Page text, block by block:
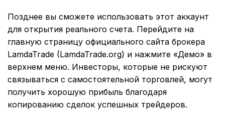
Позднее вы сможете использовать этот аккаунт
для открытия реального счета. Перейдите на
главную страницу официального сайта брокера
LamdaTrade (LamdaTrade.org) и нажмите «Демо» в
верхнем меню. Инвесторы, которые не рискуют
связываться с самостоятельной торговлей, могут
получить хорошую прибыль благодаря
копированию сделок успешных трейдеров.